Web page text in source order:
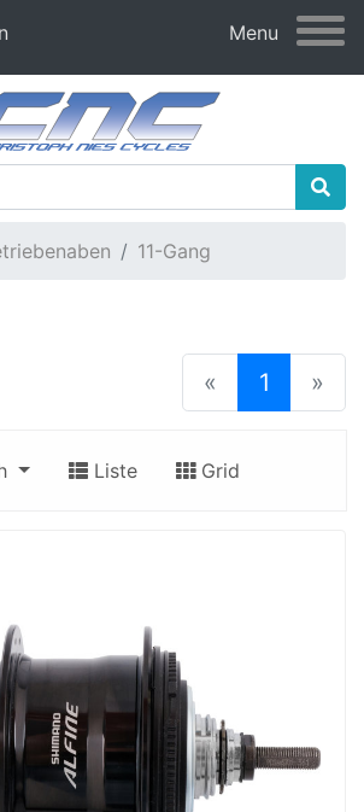
Menu
11-Gang
« 1 »
Liste Grid